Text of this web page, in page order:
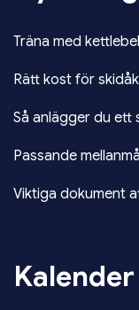
Träna med
Rätt kost för
Så anlägger du ett
Passande
Viktiga dokument
Kalender